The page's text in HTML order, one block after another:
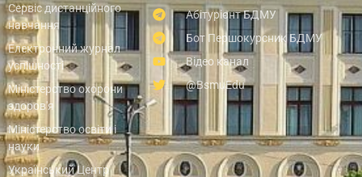
Абітурієнт БДМУ
Бот Першокурсник БДМУ
Відео канал
@BsmuEdu
Сервіс дистанційного
навчання
Електронний журнал
успішності
Міністерство охорони
здоров'я
Міністерство освіти і
науки
Український Центр